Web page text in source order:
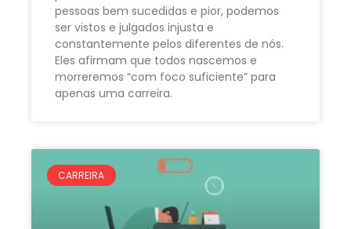
pessoas bem sucedidas e pior, podemos
ser vistos e julgados injusta e
constantemente pelos diferentes de nós.
Eles afirmam que todos nascemos e
morreremos “com foco suficiente” para
apenas uma carreira.
CARREIRA